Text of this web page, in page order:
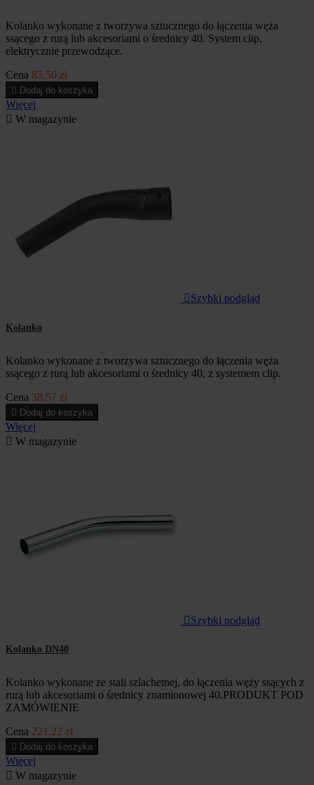
Kolanko wykonane z tworzywa sztucznego do łączenia węża
ssącego z rurą lub akcesoriami o średnicy 40. System clip,
elektrycznie przewodzące.
Cena 85,50 zł
 Dodaj do koszyka
Więcej
 W magazynie
 Szybki podgląd
Kolanko
Kolanko wykonane z tworzywa sztucznego do łączenia węża
ssącego z rurą lub akcesoriami o średnicy 40, z systemem clip.
Cena 38,57 zł
 Dodaj do koszyka
Więcej
 W magazynie
 Szybki podgląd
Kolanko DN40
Kolanko wykonane ze stali szlachetnej, do łączenia węży ssących z
rurą lub akcesoriami o średnicy znamionowej 40.PRODUKT POD
ZAMÓWIENIE
Cena 221,22 zł
 Dodaj do koszyka
Więcej
 W magazynie